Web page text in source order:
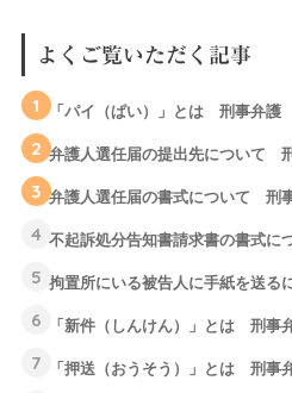
よくご覧いただく記事
1 「パイ（ぱい）」とは 刑事弁護
2 弁護人選任届の提出先について
3 弁護人選任届の書式について 刑
4 不起訴処分告知書請求書の書式
5 拘置所にいる被告人に手紙を送
6 「新件（しんけん）」とは 刑
7 「押送（おうそう）」とは 刑